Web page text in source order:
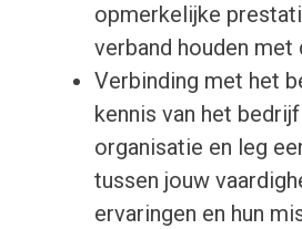
opmerkelijke
verband houden met
Verbinding met het
kennis van het
organisatie en leg
tussen jouw
ervaringen en hun